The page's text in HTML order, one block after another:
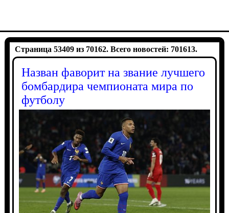
Страница 53409 из 70162. Всего новостей: 701613.
Назван фаворит на звание лучшего
бомбардира чемпионата мира по
футболу